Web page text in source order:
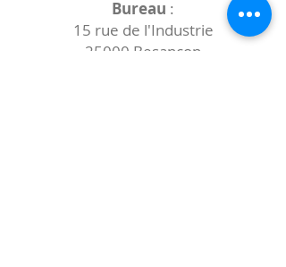
Bureau :
15 rue de l'Industrie
25000 Besançon